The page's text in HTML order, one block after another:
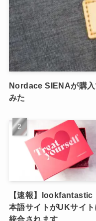
Nordace SIENAが購
みた
【速報】lookfantastic
本語サイトがUKサイト
統合されます